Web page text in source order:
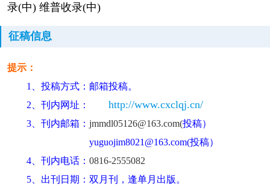
录(中) 维普收录(中)
征稿信息
提示：
1
、投稿方式：邮箱投稿。
2 、刊内网址： http://www.cxclqj.cn/
3、刊内邮箱： jmmdl05126@163.com(投稿）
yuguojim8021@163.com(投稿）
4、刊内电话： 0816-2555082
5、出刊日期：双月刊，逢单月出版。